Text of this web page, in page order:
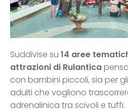
Suddivise su 14 aree
attrazioni di Rulantica
con bambini piccoli, sia per
adulti che vogliono
adrenalinica tra scivoli e tuffi.